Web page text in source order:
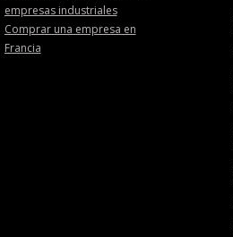
empresas industriales
Comprar una empresa en
Francia